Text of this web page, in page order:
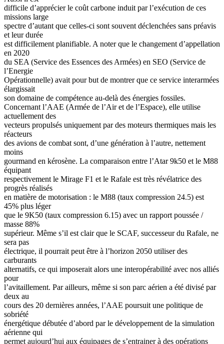
difficile d’apprécier le coût carbone induit par l’exécution de ces
missions large
spectre d’autant que celles-ci sont souvent déclenchées sans préavis
et leur durée
est difficilement planifiable. A noter que le changement d’appellation
en 2020
du SEA (Service des Essences des Armées) en SEO (Service de
l’Energie
Opérationnelle) avait pour but de montrer que ce service interarmées
élargissait
son domaine de compétence au-delà des énergies fossiles.
Concernant l’AAE (Armée de l’Air et de l’Espace), elle utilise
actuellement des
vecteurs propulsés uniquement par des moteurs thermiques mais les
réacteurs
des avions de combat sont, d’une génération à l’autre, nettement
moins
gourmand en kérosène. La comparaison entre l’Atar 9k50 et le M88
équipant
respectivement le Mirage F1 et le Rafale est très révélatrice des
progrès réalisés
en matière de motorisation : le M88 (taux compression 24.5) est
45% plus léger
que le 9K50 (taux compression 6.15) avec un rapport poussée /
masse 88%
supérieur. Même s’il est clair que le SCAF, successeur du Rafale, ne
sera pas
électrique, il pourrait peut être à l’horizon 2050 utiliser des
carburants
alternatifs, ce qui imposerait alors une interopérabilité avec nos alliés
pour
l’avitaillement. Par ailleurs, même si son parc aérien a été divisé par
deux au
cours des 20 dernières années, l’AAE poursuit une politique de
sobriété
énergétique débutée d’abord par le développement de la simulation
aérienne qui
permet aujourd’hui aux équipages de s’entrainer à des opérations